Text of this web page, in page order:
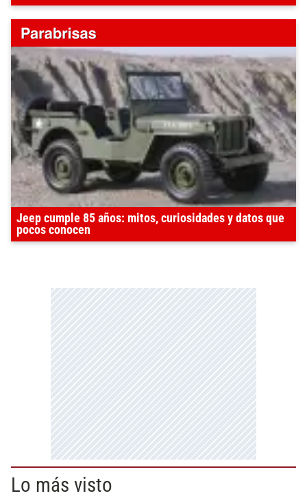
Jeep cumple 85 años: mitos, curiosidades y datos que
pocos conocen
Lo más visto